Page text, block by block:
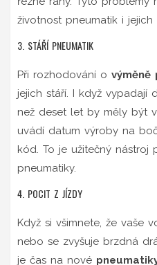
životnost pneumatik i jejich
3. STÁŘÍ PNEUMATIK
Při rozhodování o výměně
jejich stáří. I když vypadají
než deset let by měly být
uvádí datum výroby na
kód. To je užitečný nástroj
pneumatiky.
4. POCIT Z JÍZDY
Když si všimnete, že vaše
nebo se zvyšuje brzdná
je čas na nové